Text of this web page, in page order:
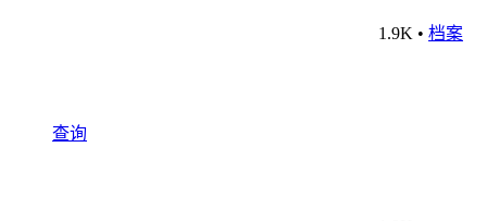
1.9K • 档案
查询